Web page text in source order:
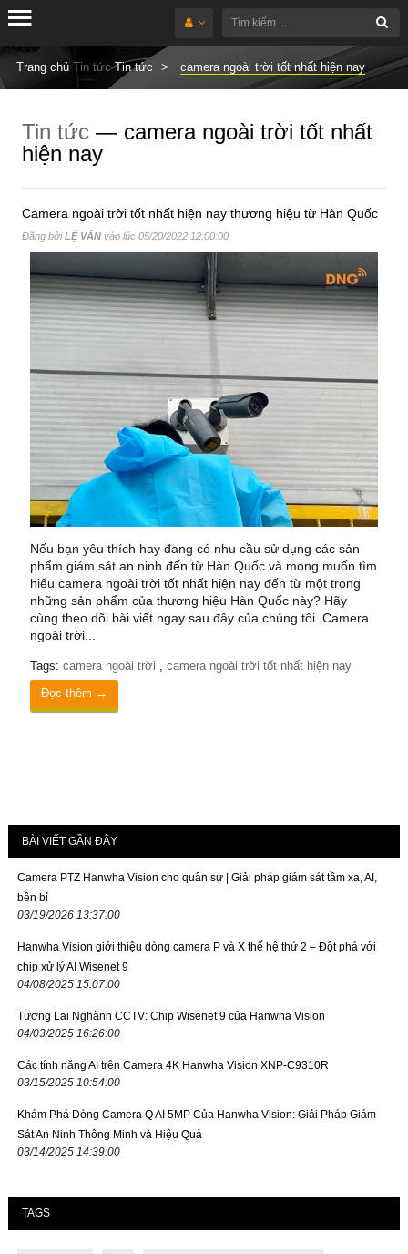
Trang chủ Tin tức Tin tức camera ngoài trời tốt nhất hiện nay
Tin tức — camera ngoài trời tốt nhất
hiện nay
Camera ngoài trời tốt nhất hiện nay thương hiệu từ Hàn Quốc
Đăng bởiLỆ VÂN vào lúc 05/20/2022 12:00:00
Nếu bạn yêu thích hay đang có nhu cầu sử dụng các sản
phẩm giám sát an ninh đến từ Hàn Quốc và mong muốn tìm
hiểu camera ngoài trời tốt nhất hiện nay đến từ một trong
những sản phẩm của thương hiệu Hàn Quốc này? Hãy
cùng theo dõi bài viết ngay sau đây của chúng tôi. Camera
ngoài trời...
Tags: camera ngoài trời
camera ngoài trời tốt nhất hiện nay
Đọc thêm →
BÀI VIẾT GẦN ĐÂY
Camera PTZ Hanwha Vision cho quân sự | Giải pháp giám sát tầm xa, AI,
bền bỉ
03/19/2026 13:37:00
Hanwha Vision giới thiệu dòng camera P và X thế hệ thứ 2 – Đột phá với
chip xử lý AI Wisenet 9
04/08/2025 15:07:00
Tương Lai Nghành CCTV: Chip Wisenet 9 của Hanwha Vision
04/03/2025 16:26:00
Các tính năng AI trên Camera 4K Hanwha Vision XNP-C9310R
03/15/2025 10:54:00
Khám Phá Dòng Camera Q AI 5MP Của Hanwha Vision: Giải Pháp Giám
Sát An Ninh Thông Minh và Hiệu Quả
03/14/2025 14:39:00
TAGS